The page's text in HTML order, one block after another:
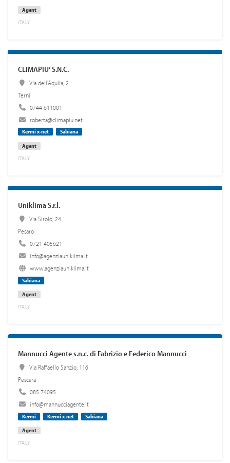
Agent
ITALY
CLIMAPIU‘ S.N.C.
Via dell'Aquila, 2
Terni
0744 611001
roberta@climapiu.net
Kermi x-net
Sabiana
Agent
ITALY
Uniklima S.r.l.
Via Sirolo, 24
Pesaro
0721 405621
info@agenziauniklima.it
www.agenziauniklima.it
Sabiana
Agent
ITALY
Mannucci Agente s.n.c. di Fabrizio e Federico Mannucci
Via Raffaello Sanzio, 116
Pescara
085 74095
info@mannucciagente.it
Kermi Kermi x-net
Sabiana
Agent
ITALY